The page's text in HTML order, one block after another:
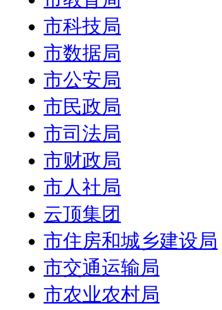
市科技局
市数据局
市公安局
市民政局
市司法局
市财政局
市人社局
云顶集团
市住房和城乡建设局
市交通运输局
市农业农村局